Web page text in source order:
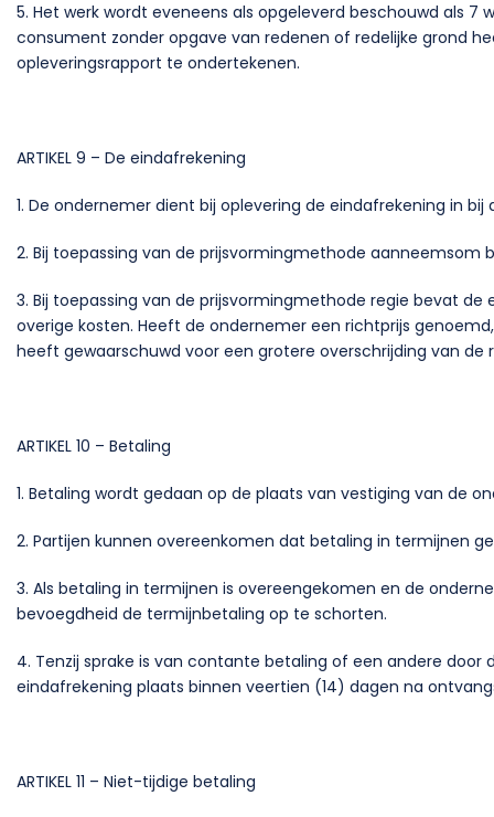
5. Het werk wordt eveneens als opgeleverd beschouwd als
consument zonder opgave van redenen of redelijke grond
opleveringsrapport te ondertekenen.
ARTIKEL 9 – De eindafrekening
1. De ondernemer dient bij oplevering de eindafrekening in
2. Bij toepassing van de prijsvormingmethode
3. Bij toepassing van de prijsvormingmethode regie bevat
overige kosten. Heeft de ondernemer een richtprijs
heeft gewaarschuwd voor een grotere overschrijding van de
ARTIKEL 10 – Betaling
1. Betaling wordt gedaan op de plaats van vestiging van de
2. Partijen kunnen overeenkomen dat betaling in termijnen
3. Als betaling in termijnen is overeengekomen en de
bevoegdheid de termijnbetaling op te schorten.
4. Tenzij sprake is van contante betaling of een andere
eindafrekening plaats binnen veertien (14) dagen na
ARTIKEL 11 – Niet-tijdige betaling